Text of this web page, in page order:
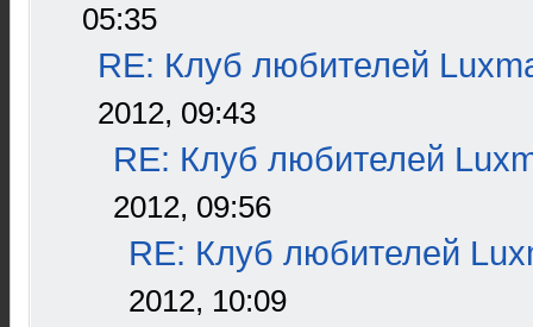
05:35
RE: Клуб любителей
2012, 09:43
RE: Клуб любителей
2012, 09:56
RE: Клуб любителей
2012, 10:09